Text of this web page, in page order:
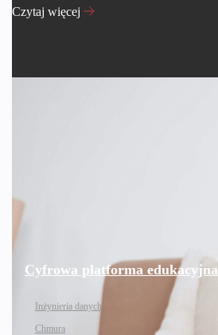
Czytaj więcej
Cyfrowa platforma edukacyjna
Inżynieria danych
Chmura